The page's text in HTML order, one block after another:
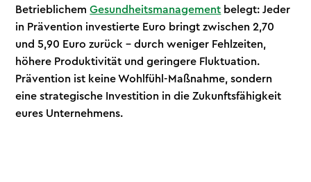
BetrieblichemGesundheitsmanagement belegt: Jeder
in Prävention investierte Euro bringt zwischen 2,70
und 5,90 Euro zurück – durch weniger Fehlzeiten,
höhere Produktivität und geringere Fluktuation.
Prävention ist keine Wohlfühl-Maßnahme, sondern
eine strategische Investition in die Zukunftsfähigkeit
eures Unternehmens.